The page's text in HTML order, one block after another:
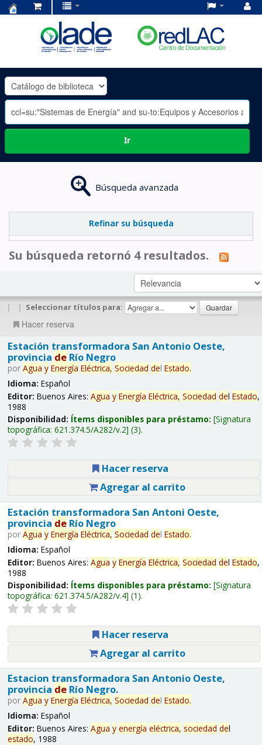
OLADE
-
Ir
Búsqueda avanzada
Refinar su búsqueda
Su búsqueda retornó 4 resultados.
| | Seleccionar títulos para:
Hacer reserva
Estación transformadora San Antonio Oeste,
provincia deRío Negro
por Agua y Energía Eléctrica, Sociedad del Estado.
Idioma: Español
Editor: Buenos Aires: Agua y Energía Eléctrica, Sociedad del Estado,
1988
Disponibilidad: Ítems disponibles para préstamo: Signatura
topográfica: 621.374.5/A282/v.2 (3).
Hacer reserva
Agregar al carrito
Estación transformadora San Antoni Oeste,
provincia deRío Negro
por Agua y Energía Eléctrica, Sociedad del Estado.
Idioma: Español
Editor: Buenos Aires: Agua y Energía Eléctrica, Sociedad del Estado,
1988
Disponibilidad: Ítems disponibles para préstamo: Signatura
topográfica: 621.374.5/A282/v.4 (1).
Hacer reserva
Agregar al carrito
Estacion transformadora San Antonio Oeste,
provincia deRío Negro.
por Agua y Energía Eléctrica, Sociedad del Estado.
Idioma: Español
Editor: Buenos Aires: Agua y energía eléctrica, sociedad del
estado, 1988